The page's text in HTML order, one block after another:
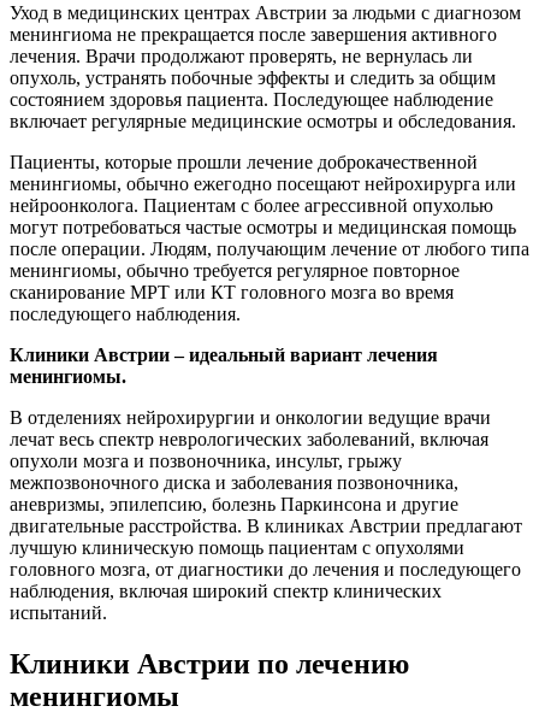
Уход в медицинских центрах Австрии за людьми с диагнозом
менингиома не прекращается после завершения активного
лечения. Врачи продолжают проверять, не вернулась ли
опухоль, устранять побочные эффекты и следить за общим
состоянием здоровья пациента. Последующее наблюдение
включает регулярные медицинские осмотры и обследования.
Пациенты, которые прошли лечение доброкачественной
менингиомы, обычно ежегодно посещают нейрохирурга или
нейроонколога. Пациентам с более агрессивной опухолью
могут потребоваться частые осмотры и медицинская помощь
после операции. Людям, получающим лечение от любого типа
менингиомы, обычно требуется регулярное повторное
сканирование МРТ или КТ головного мозга во время
последующего наблюдения.
Клиники Австрии – идеальный вариант лечения
менингиомы.
В отделениях нейрохирургии и онкологии ведущие врачи
лечат весь спектр неврологических заболеваний, включая
опухоли мозга и позвоночника, инсульт, грыжу
межпозвоночного диска и заболевания позвоночника,
аневризмы, эпилепсию, болезнь Паркинсона и другие
двигательные расстройства. В клиниках Австрии предлагают
лучшую клиническую помощь пациентам с опухолями
головного мозга, от диагностики до лечения и последующего
наблюдения, включая широкий спектр клинических
испытаний.
Клиники Австрии по лечению
менингиомы